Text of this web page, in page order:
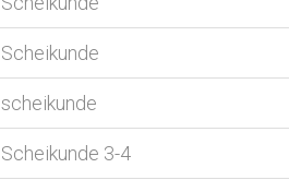
Scheikunde
scheikunde
Scheikunde 3-4